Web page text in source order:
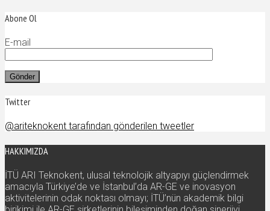
Abone Ol
E-mail
Twitter
@ariteknokent tarafından gönderilen tweetler
HAKKIMIZDA
İTÜ ARI Teknokent, ulusal teknolojik altyapıyı güçlendirmek
amacıyla Türkiye’de ve İstanbul’da AR-GE ve inovasyon
aktivitelerinin odak noktası olmayı; İTÜ’nün akademik bilgi